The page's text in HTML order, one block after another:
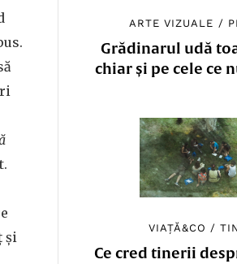
ARTE VIZUALE /
Grădinarul udă
chiar și pe cele ce
VIAȚĂ&CO /
Ce cred tinerii
și